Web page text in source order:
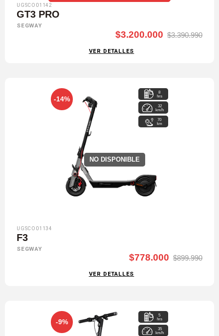
UGSCO01142
GT3 PRO
SEGWAY
$3.200.000 $3.390.990
VER DETALLES
-14%
NO DISPONIBLE
8
hrs
32
km/h
70
km
UGSCO01134
F3
SEGWAY
$778.000 $899.990
VER DETALLES
-9%
5
hrs
35
km/h